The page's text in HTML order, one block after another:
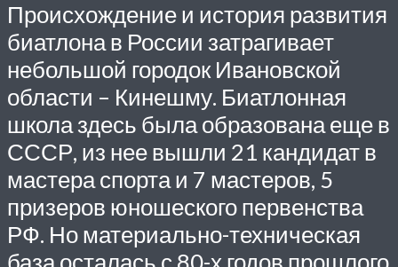
Происхождение и история развития
биатлона в России затрагивает
небольшой городок Ивановской
области – Кинешму. Биатлонная
школа здесь была образована еще в
СССР, из нее вышли 21 кандидат в
мастера спорта и 7 мастеров, 5
призеров юношеского первенства
РФ. Но материально-техническая